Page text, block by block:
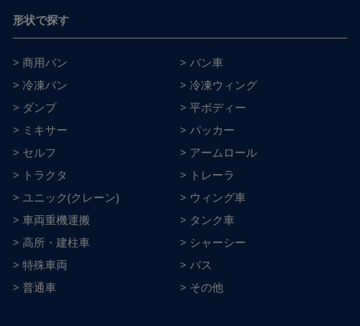
形状で探す
> 商用バン
> バン車
> 冷凍バン
> 冷凍ウィング
> ダンプ
> 平ボディー
> ミキサー
> パッカー
> セルフ
> アームロール
> トラクタ
> トレーラ
> ユニック(クレーン)
> ウィング車
> 車両重機運搬
> タンク車
> 高所・建柱車
> シャーシー
> 特殊車両
> バス
> 普通車
> その他